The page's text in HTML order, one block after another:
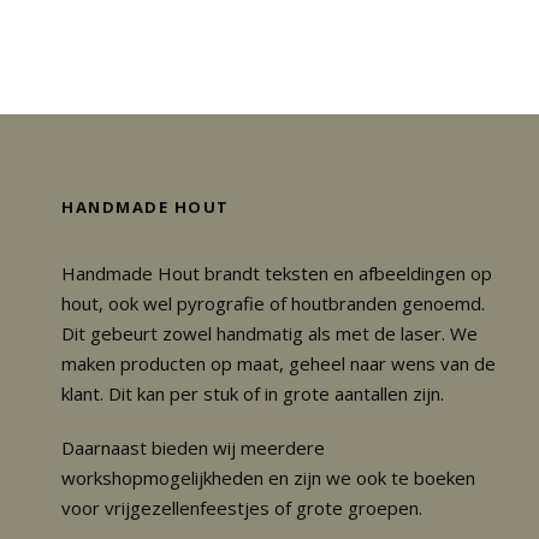
HANDMADE HOUT
Handmade Hout brandt teksten en afbeeldingen op
hout, ook wel pyrografie of houtbranden genoemd.
Dit gebeurt zowel handmatig als met de laser. We
maken producten op maat, geheel naar wens van de
klant. Dit kan per stuk of in grote aantallen zijn.
Daarnaast bieden wij meerdere
workshopmogelijkheden en zijn we ook te boeken
voor vrijgezellenfeestjes of grote groepen.